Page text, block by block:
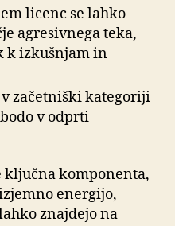
licenc se lahko
agresivnega teka,
k izkušnjam in
začetniški kategoriji
v odprti
ključna komponenta,
energijo,
znajdejo na